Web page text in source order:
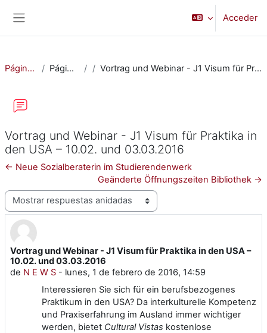
Acceder
Página Principal Páginas del sitio Vortrag und Webinar - J1 Visum für Praktika in den USA – 10.02. und 03.03.2016
Vortrag und Webinar - J1 Visum für Praktika in
den USA – 10.02. und 03.03.2016
← Neue Sozialberaterin im Studierendenwerk
Geänderte Öffnungszeiten Bibliothek →
Mostrar modo
Vortrag und Webinar - J1 Visum für Praktika in den USA –
10.02. und 03.03.2016
de N E W S - lunes, 1 de febrero de 2016, 14:59
Número de respuestas: 0
Interessieren Sie sich für ein berufsbezogenes
Praktikum in den USA? Da interkulturelle Kompetenz
und Praxiserfahrung im Ausland immer wichtiger
werden, bietet Cultural Vistas kostenlose